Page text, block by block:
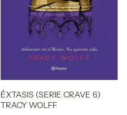
ÉXTASIS (SERIE CRAVE 6)
TRACY WOLFF